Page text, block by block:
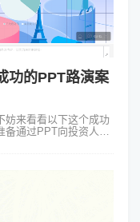
功的PPT路演案
妨来看看以下这个成功
备通过PPT向投资人详